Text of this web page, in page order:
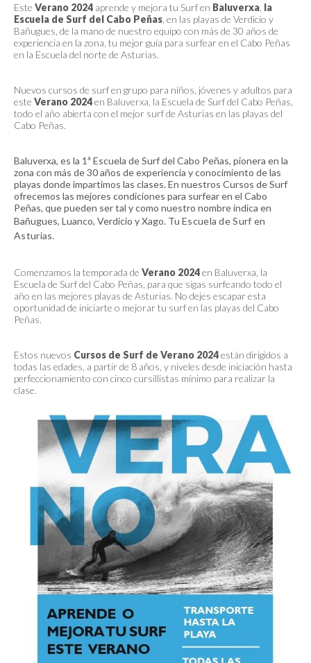
Este Verano 2024 aprende y mejora tu Surf en Baluverxa la
Escuela de Surf del Cabo Peñas , en las playas de Verdicio y
Bañugues, de la mano de nuestro equipo con más de 30 años de
experiencia en la zona, tu mejor guía para surfear en el Cabo Peñas
en la Escuela del norte de Asturias.
Nuevos cursos de surf en grupo para niños, jóvenes y adultos para
este Verano 2024en Baluverxa, la Escuela de Surf del Cabo Peñas,
todo el año abierta con el mejor surf de Asturias en las playas del
Cabo Peñas.
Baluverxa, es la 1ª Escuela de Surf del Cabo Peñas, pionera en la
zona con más de 30 años de experiencia y conocimiento de las
playas donde impartimos las clases. En nuestros Cursos de Surf
ofrecemos las mejores condiciones para surfear en el Cabo
Peñas, quepueden ser tal y como nuestro nombre indica en
Bañugues, Luanco, Verdicio y Xago. Tu Escuela de Surf en
Asturias.
Comenzamos la temporada de Verano 2024en Baluverxa, la
Escuela de Surf del Cabo Peñas , para que sigas surfeando todo el
año en las mejores playas de Asturias. No dejes escapar esta
oportunidad de iniciarte o mejorar tu surf en las playas del Cabo
Peñas.
Estos nuevos Cursos de Surf de Verano 2024están dirigidos a
todas las edades, a partir de 8 años, y niveles desde iniciación hasta
perfeccionamiento con cinco cursillistas mínimo para realizar la
clase.